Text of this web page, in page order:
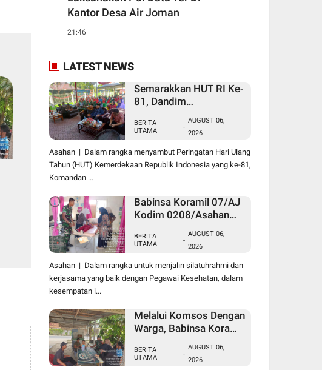
Kantor Desa Air Joman
21:46
LATEST NEWS
Semarakkan HUT RI Ke-
81, Dandim
Danramil Hadiri Aksi
Donor Darah di Kantor
Kemenag Asahan
BERITA
UTAMA
-
AUGUST 06,
2026
Asahan | Dalam rangka menyambut Peringatan Hari Ulang
Tahun (HUT) Kemerdekaan Republik Indonesia yang ke-81,
Komandan ...
Babinsa Koramil 07/AJ
Kodim 0208/Asahan
Stunting Dengan
Pegawai Kesehatan Di
Puskesmas
BERITA
UTAMA
-
AUGUST 06,
2026
Asahan | Dalam rangka untuk menjalin silatuhrahmi dan
kerjasama yang baik dengan Pegawai Kesehatan, dalam
kesempatan i...
Melalui Komsos Dengan
Warga, Babinsa Koramil
0208/Asahan Himbau
Jaga ebersihan Dan
BERITA
UTAMA
-
AUGUST 06,
2026